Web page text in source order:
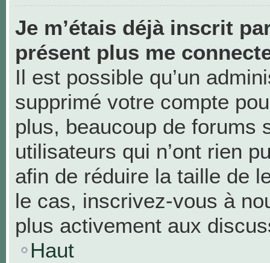
Je m’étais déjà inscrit
présent plus me
Il est possible qu’un
supprimé votre compte
plus, beaucoup de forums
utilisateurs qui n’ont rien
afin de réduire la taille de
le cas, inscrivez-vous à
plus activement aux
Haut